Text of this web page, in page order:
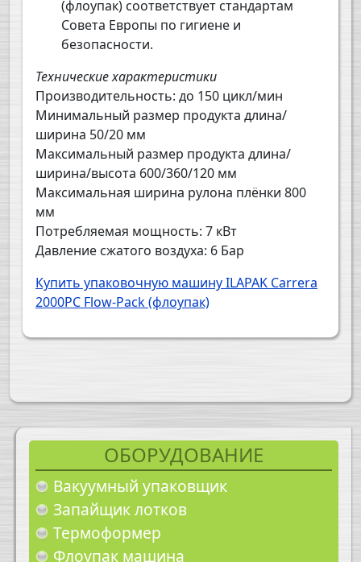
ОБОРУДОВАНИЕ
Вакуумный упаковщик
Запайщик лотков
Термоформер
Флоупак машина
(флоупак) соответствует стандартам
Совета Европы по гигиене и
безопасности.
Технические характеристики
Производительность: до 150 цикл/мин
Минимальный размер продукта длина/
ширина 50/20 мм
Максимальный размер продукта длина/
ширина/высота 600/360/120 мм
Максимальная ширина рулона плёнки 800
мм
Потребляемая мощность: 7 кВт
Давление сжатого воздуха: 6 Бар
Купить упаковочную машину ILAPAK Carrera
2000PC Flow-Pack (флоупак)